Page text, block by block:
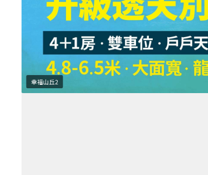
幸福山丘2